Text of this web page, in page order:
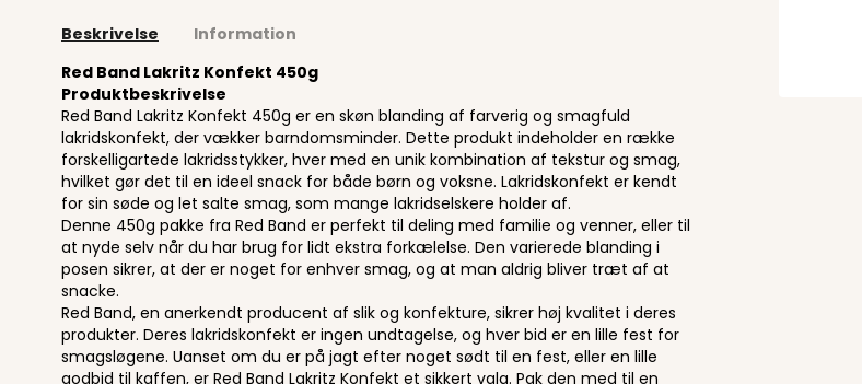
Beskrivelse
Information
Red Band Lakritz Konfekt 450g
Produktbeskrivelse
Red Band Lakritz Konfekt 450g er en skøn blanding af farverig og smagfuld
lakridskonfekt, der vækker barndomsminder. Dette produkt indeholder en række
forskelligartede lakridsstykker, hver med en unik kombination af tekstur og smag,
hvilket gør det til en ideel snack for både børn og voksne. Lakridskonfekt er kendt
for sin søde og let salte smag, som mange lakridselskere holder af.
Denne 450g pakke fra Red Band er perfekt til deling med familie og venner, eller til
at nyde selv når du har brug for lidt ekstra forkælelse. Den varierede blanding i
posen sikrer, at der er noget for enhver smag, og at man aldrig bliver træt af at
snacke.
Red Band, en anerkendt producent af slik og konfekture, sikrer høj kvalitet i deres
produkter. Deres lakridskonfekt er ingen undtagelse, og hver bid er en lille fest for
smagsløgene. Uanset om du er på jagt efter noget sødt til en fest, eller en lille
godbid til kaffen, er Red Band Lakritz Konfekt et sikkert valg. Pak den med til en